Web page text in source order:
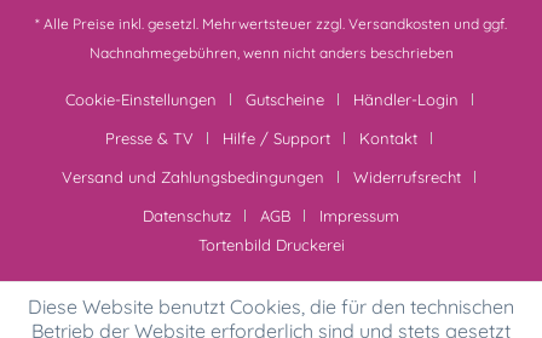
* Alle Preise inkl. gesetzl. Mehrwertsteuer zzgl. Versandkosten und ggf.
Nachnahmegebühren, wenn nicht anders beschrieben
Cookie-Einstellungen Gutscheine
Händler-Login
Presse & TV
Hilfe / Support
Kontakt
Versand und Zahlungsbedingungen
Widerrufsrecht
Datenschutz
AGB
Impressum
Tortenbild Druckerei
Diese Website benutzt Cookies, die für den technischen
Betrieb der Website erforderlich sind und stets gesetzt